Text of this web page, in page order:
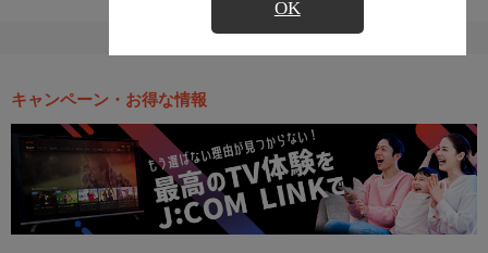
OK
キャンペーン・お得な情報